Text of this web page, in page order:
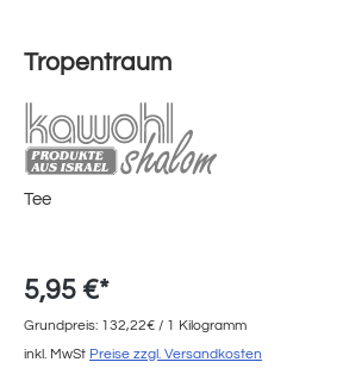
Tropentraum
Tee
5,95 €*
Grundpreis: 132,22€ / 1 Kilogramm
inkl. MwSt Preise zzgl. Versandkosten